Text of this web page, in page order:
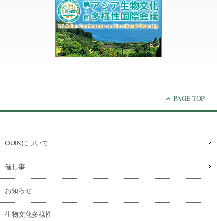
OUIKについて
催し事
お知らせ
生物文化多様性